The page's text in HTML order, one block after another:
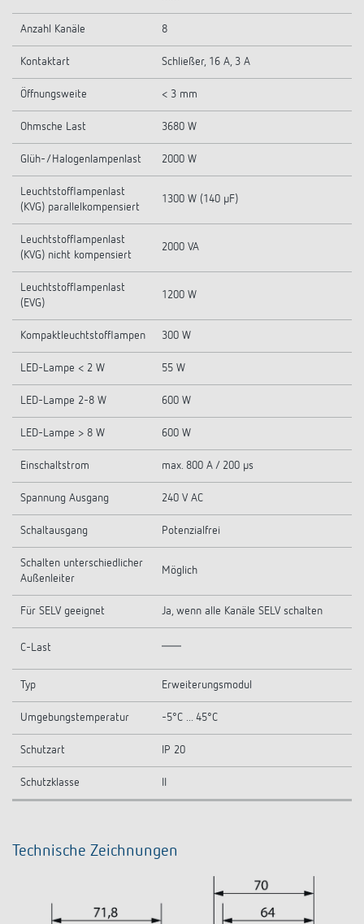
Anzahl Kanäle 8
Kontaktart Schließer, 16 A, 3 A
Öffnungsweite < 3 mm
Ohmsche Last 3680 W
Glüh-/Halogenlampenlast 2000 W
Leuchtstofflampenlast
(KVG) parallelkompensiert
1300 W (140 µF)
Leuchtstofflampenlast
(KVG) nicht kompensiert
2000 VA
Leuchtstofflampenlast
(EVG)
1200 W
Kompaktleuchtstofflampen 300 W
LED-Lampe < 2 W 55 W
LED-Lampe 2-8 W 600 W
LED-Lampe > 8 W 600 W
Einschaltstrom max. 800 A / 200 µs
Spannung Ausgang 240 V AC
Schaltausgang Potenzialfrei
Schalten unterschiedlicher
Außenleiter
Möglich
Für SELV geeignet Ja, wenn alle Kanäle SELV schalten
C-Last
Typ Erweiterungsmodul
Umgebungstemperatur -5°C ... 45°C
Schutzart IP 20
Schutzklasse
Technische Zeichnungen